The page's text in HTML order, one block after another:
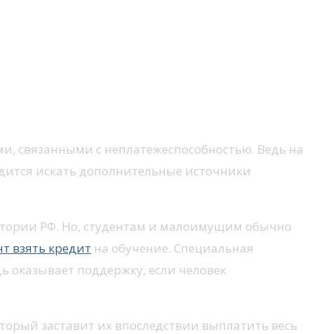
связанными с неплатежеспособностью. Ведь на
искать дополнительные источники
РФ. Но, студентам и малоимущим обычно
взять кредит на обучение. Специальная
поддержку, если человек
заставит их впоследствии выплатить весь